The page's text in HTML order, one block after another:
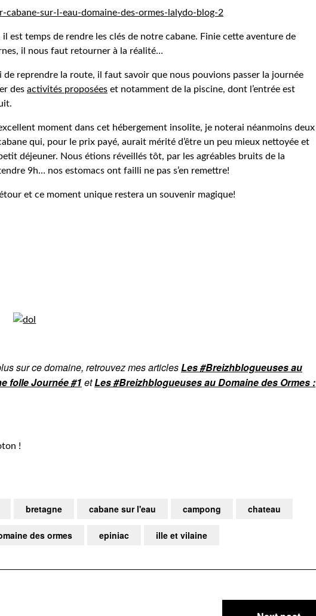
est temps de rendre les clés de notre cabane. Finie cette aventure de
il nous faut retourner à la réalité…
de reprendre la route, il faut savoir que nous pouvions passer la journée
des activités proposées et notamment de la piscine, dont l’entrée est
moment dans cet hébergement insolite, je noterai néanmoins deux
qui, pour le prix payé, aurait mérité d’être un peu mieux nettoyée et
déjeuner. Nous étions réveillés tôt, par les agréables bruits de la
9h… nos estomacs ont failli ne pas s’en remettre!
et ce moment unique restera un souvenir magique!
sur ce domaine, retrouvez mes articlesLes #Breizhblogueuses au
folle Journée #1 etLes #Breizhblogueuses au Domaine des Ormes :
bretagne cabane sur l'eau campong chateau
des ormes epiniac ille et vilaine